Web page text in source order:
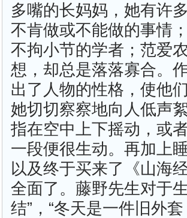
多嘴的长妈妈，她有许
不肯做或不能做的事情
不拘小节的学者；范爱
想，却总是落落寡合。
出了人物的性格，使他
她切切察察地向人低声
指在空中上下摇动，或
一段便很生动。再加上
以及终于买来了《山海
全面了。藤野先生对于
结”，“冬天是一件旧外